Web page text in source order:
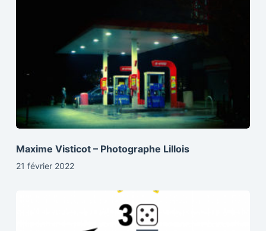
Maxime Visticot – Photographe Lillois
21 février 2022